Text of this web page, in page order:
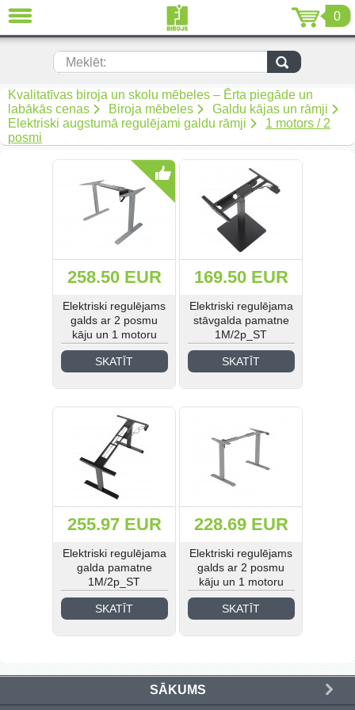
0
Meklēt:
Kvalitatīvas biroja un skolu mēbeles – Ērta piegāde un
labākās cenas
Biroja mēbeles
Galdu kājas un rāmji
Elektriski augstumā regulējami galdu rāmji
1 motors / 2
posmi
258.50 EUR
Elektriski regulējams
galds ar 2 posmu
kāju un 1 motoru
SKATĪT
169.50 EUR
Elektriski regulējama
stāvgalda pamatne
1M/2p_ST
SKATĪT
255.97 EUR
Elektriski regulējama
galda pamatne
1M/2p_ST
SKATĪT
228.69 EUR
Elektriski regulējams
galds ar 2 posmu
kāju un 1 motoru
SKATĪT
SĀKUMS
AIZVĒRT
EN RU
Biroja mēbeles (299)
Akustiskās mēbeles (19)
Krēsli (108)
Mīkstās biroja mēbeles (67)
Biroja metāla mēbeles (92)
Arhīvam un noliktavai (50)
Metāla mēbeles darbam (268)
Metāla mēbeles mantu
uzglabāšanai (34)
Medicīnas un laboratoriju
mēbeles (41)
Industriālā stila mēbeles (21)
Skolas mēbeles (185)
Bērnudārza mēbeles (42)
Guļamistabas mēbeles (31)
EIS Katalogs (193)
Ielogoties